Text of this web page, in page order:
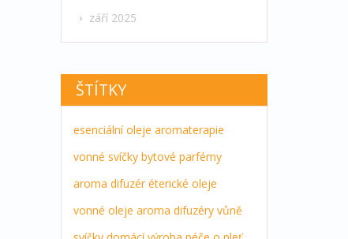
září 2025
ŠTÍTKY
esenciální oleje aromaterapie
vonné svíčky bytové parfémy
aroma difuzér éterické oleje
vonné oleje aroma difuzéry vůně